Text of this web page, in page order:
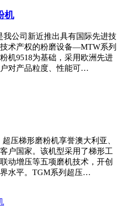
机
公司新近推出具有国际先进技
术产权的粉磨设备—MTW系列
机9518为基础，采用欧洲先进
对产品粒度、性能可…
压梯形磨粉机享誉澳大利亚、
户国家。该机型采用了梯形工
动增压等五项磨机技术，开创
水平。TGM系列超压…